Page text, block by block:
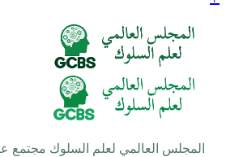
السلوك مجتمع عالمي يعمل على تطوير